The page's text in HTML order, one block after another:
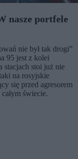
nasze portfele
nie był tak drogi”
95 jest z kolei
stacjach stoi już nie
na rosyjskie
się przed agresorem
świecie.